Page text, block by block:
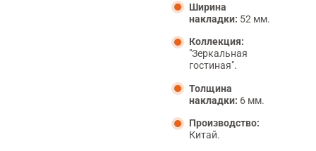
Ширина
накладки: 52 мм.
Коллекция:
"Зеркальная
гостиная".
Толщина
накладки: 6 мм.
Производство:
Китай.